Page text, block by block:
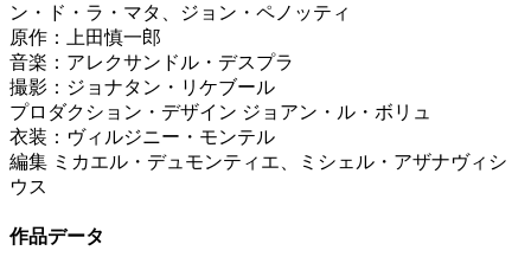
ン・ド・ラ・マタ、ジョン・ペノッティ
原作：上田慎一郎
音楽：アレクサンドル・デスプラ
撮影：ジョナタン・リケブール
プロダクション・デザイン ジョアン・ル・ボリュ
衣装：ヴィルジニー・モンテル
編集 ミカエル・デュモンティエ、ミシェル・アザナヴィシ
ウス
作品データ